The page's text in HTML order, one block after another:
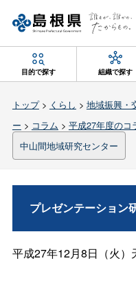
目的で探す 組織で探す
トップ> くらし > 地域振興・
ー > コラム > 平成27年度のコ
中山間地域研究センター
プレゼンテーション
平成27年12月8日（火）